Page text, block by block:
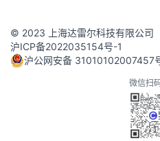
© 2023 上海达雷尔科技有限公司
沪ICP备2022035154号-1
沪公网安备 31010102007457
微信扫